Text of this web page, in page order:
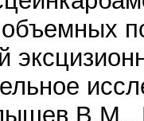
объемных
В.М.,